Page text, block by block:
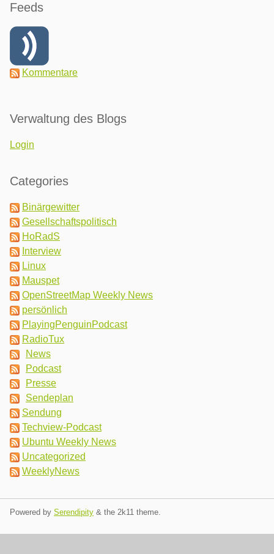
Feeds
Kommentare
Verwaltung des Blogs
Login
Categories
Binärgewitter
Gesellschaftspolitisch
HoRadS
Interview
Linux
Mauspet
OpenStreetMap Weekly News
persönlich
PlayingPenguinPodcast
RadioTux
News
Podcast
Presse
Sendeplan
Sendung
Techview-Podcast
Ubuntu Weekly News
Uncategorized
WeeklyNews
Powered by Serendipity & the 2k11 theme.